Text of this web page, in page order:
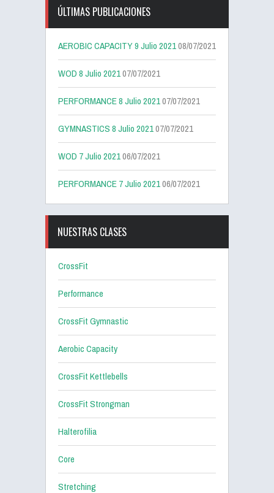
ÚLTIMAS PUBLICACIONES
AEROBIC CAPACITY 9 Julio 202108/07/2021
WOD 8 Julio 202107/07/2021
PERFORMANCE 8 Julio 202107/07/2021
GYMNASTICS 8 Julio 202107/07/2021
WOD 7 Julio 202106/07/2021
PERFORMANCE 7 Julio 202106/07/2021
NUESTRAS CLASES
CrossFit
Performance
CrossFit Gymnastic
Aerobic Capacity
CrossFit Kettlebells
CrossFit Strongman
Halterofilia
Core
Stretching